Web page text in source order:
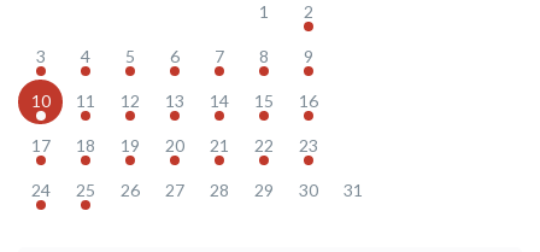
1 2
3 4 5 6 7 8 9
10 11 12 13 14 15 16
17 18 19 20 21 22 23
24 25 26 27 28 29 30 31